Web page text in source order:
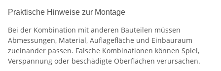
Praktische Hinweise zur Montage
Bei der Kombination mit anderen Bauteilen müssen
Abmessungen, Material, Auflagefläche und Einbauraum
zueinander passen. Falsche Kombinationen können Spiel,
Verspannung oder beschädigte Oberflächen verursachen.